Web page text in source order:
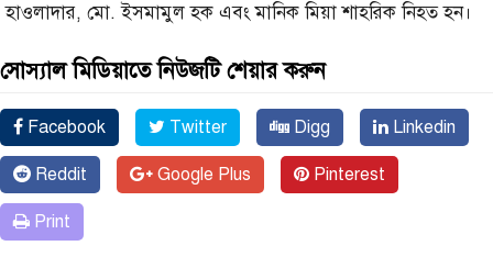
হাওলাদার, মো. ইসমামুল হক এবং মানিক মিয়া শাহরিক নিহত হন।
সোস্যাল মিডিয়াতে নিউজটি শেয়ার করুন
Facebook Twitter Digg Linkedin
Reddit Google Plus Pinterest
Print